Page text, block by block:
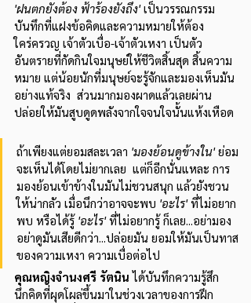
'ฝนตกยังต้อง ฟ้าร้องยังถึง' เป็นวรรณกรรม
บันทึกที่แฝงข้อคิดและความหมายให้ต้อง
ใคร่ครวญ เจ้าตัวเบื่อ-เจ้าตัวเหงา เป็นตัว
อันตรายที่กัดกินใจมนุษย์ให้ชีวิตสิ้นสุด สิ้นความ
หมาย แต่น้อยนักที่มนุษย์จะรู้จักและมองเห็นมัน
อย่างแท้จริง  ส่วนมากมองผาดแล้วเลยผ่าน
ปล่อยให้มันสูบดูดพลังจากใจจนใจนั้นแห้งเหือด
ถ้าเพียงแต่ยอมสละเวลา 'มองย้อนดูข้างใน' ย่อม
จะเห็นได้โดยไม่ยากเลย  แต่ก็อีกนั่นแหละ การ
มองย้อนเข้าข้างในมันไม่ชวนสนุก แล้วยังชวน
ให้น่ากลัว เมื่อนึกว่าอาจจะพบ 'อะไร' ที่ไม่อยาก
พบ หรือได้รู้ 'อะไร' ที่ไม่อยากรู้ ก็เลย...อย่ามอง
อย่าดูมันเสียดีกว่า...ปล่อยมัน ยอมให้มันเป็นทาส
ของความเหงา ความเบื่อต่อไป
คุณหญิงจำนงศรี รัตนิน ได้บันทึกความรู้สึก
นึกคิดที่ผุดโผล่ขึ้นมาในช่วงเวลาของการฝึก